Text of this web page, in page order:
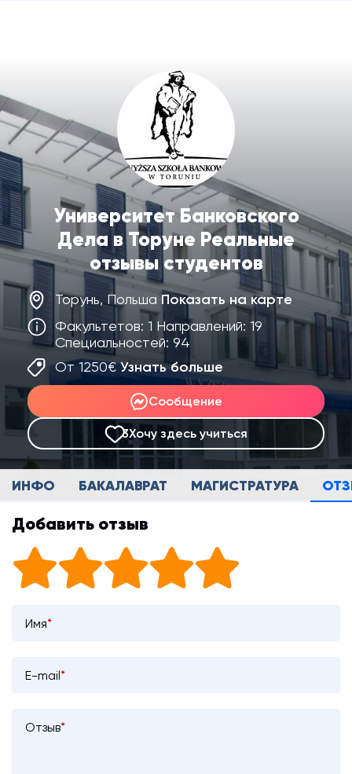
Университет Банковского
Дела в Торуне Реальные
отзывы студентов
Торунь, Польша Показать на карте
Факультетов: 1 Направлений: 19
Специальностей: 94
От 1250€Узнать больше
Сообщение
3Хочу здесь учиться
ИНФО БАКАЛАВРАТ МАГИСТРАТУРА
Добавить отзыв
Имя*
E-mail*
Отзыв*